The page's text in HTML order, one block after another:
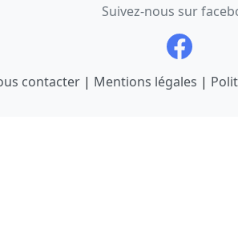
Suivez-nous sur
contacter| Mentions légales |